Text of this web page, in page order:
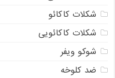
شکلات کاکائو
شکلات کاکائویی
شوکو ویفر
ضد کلوخه